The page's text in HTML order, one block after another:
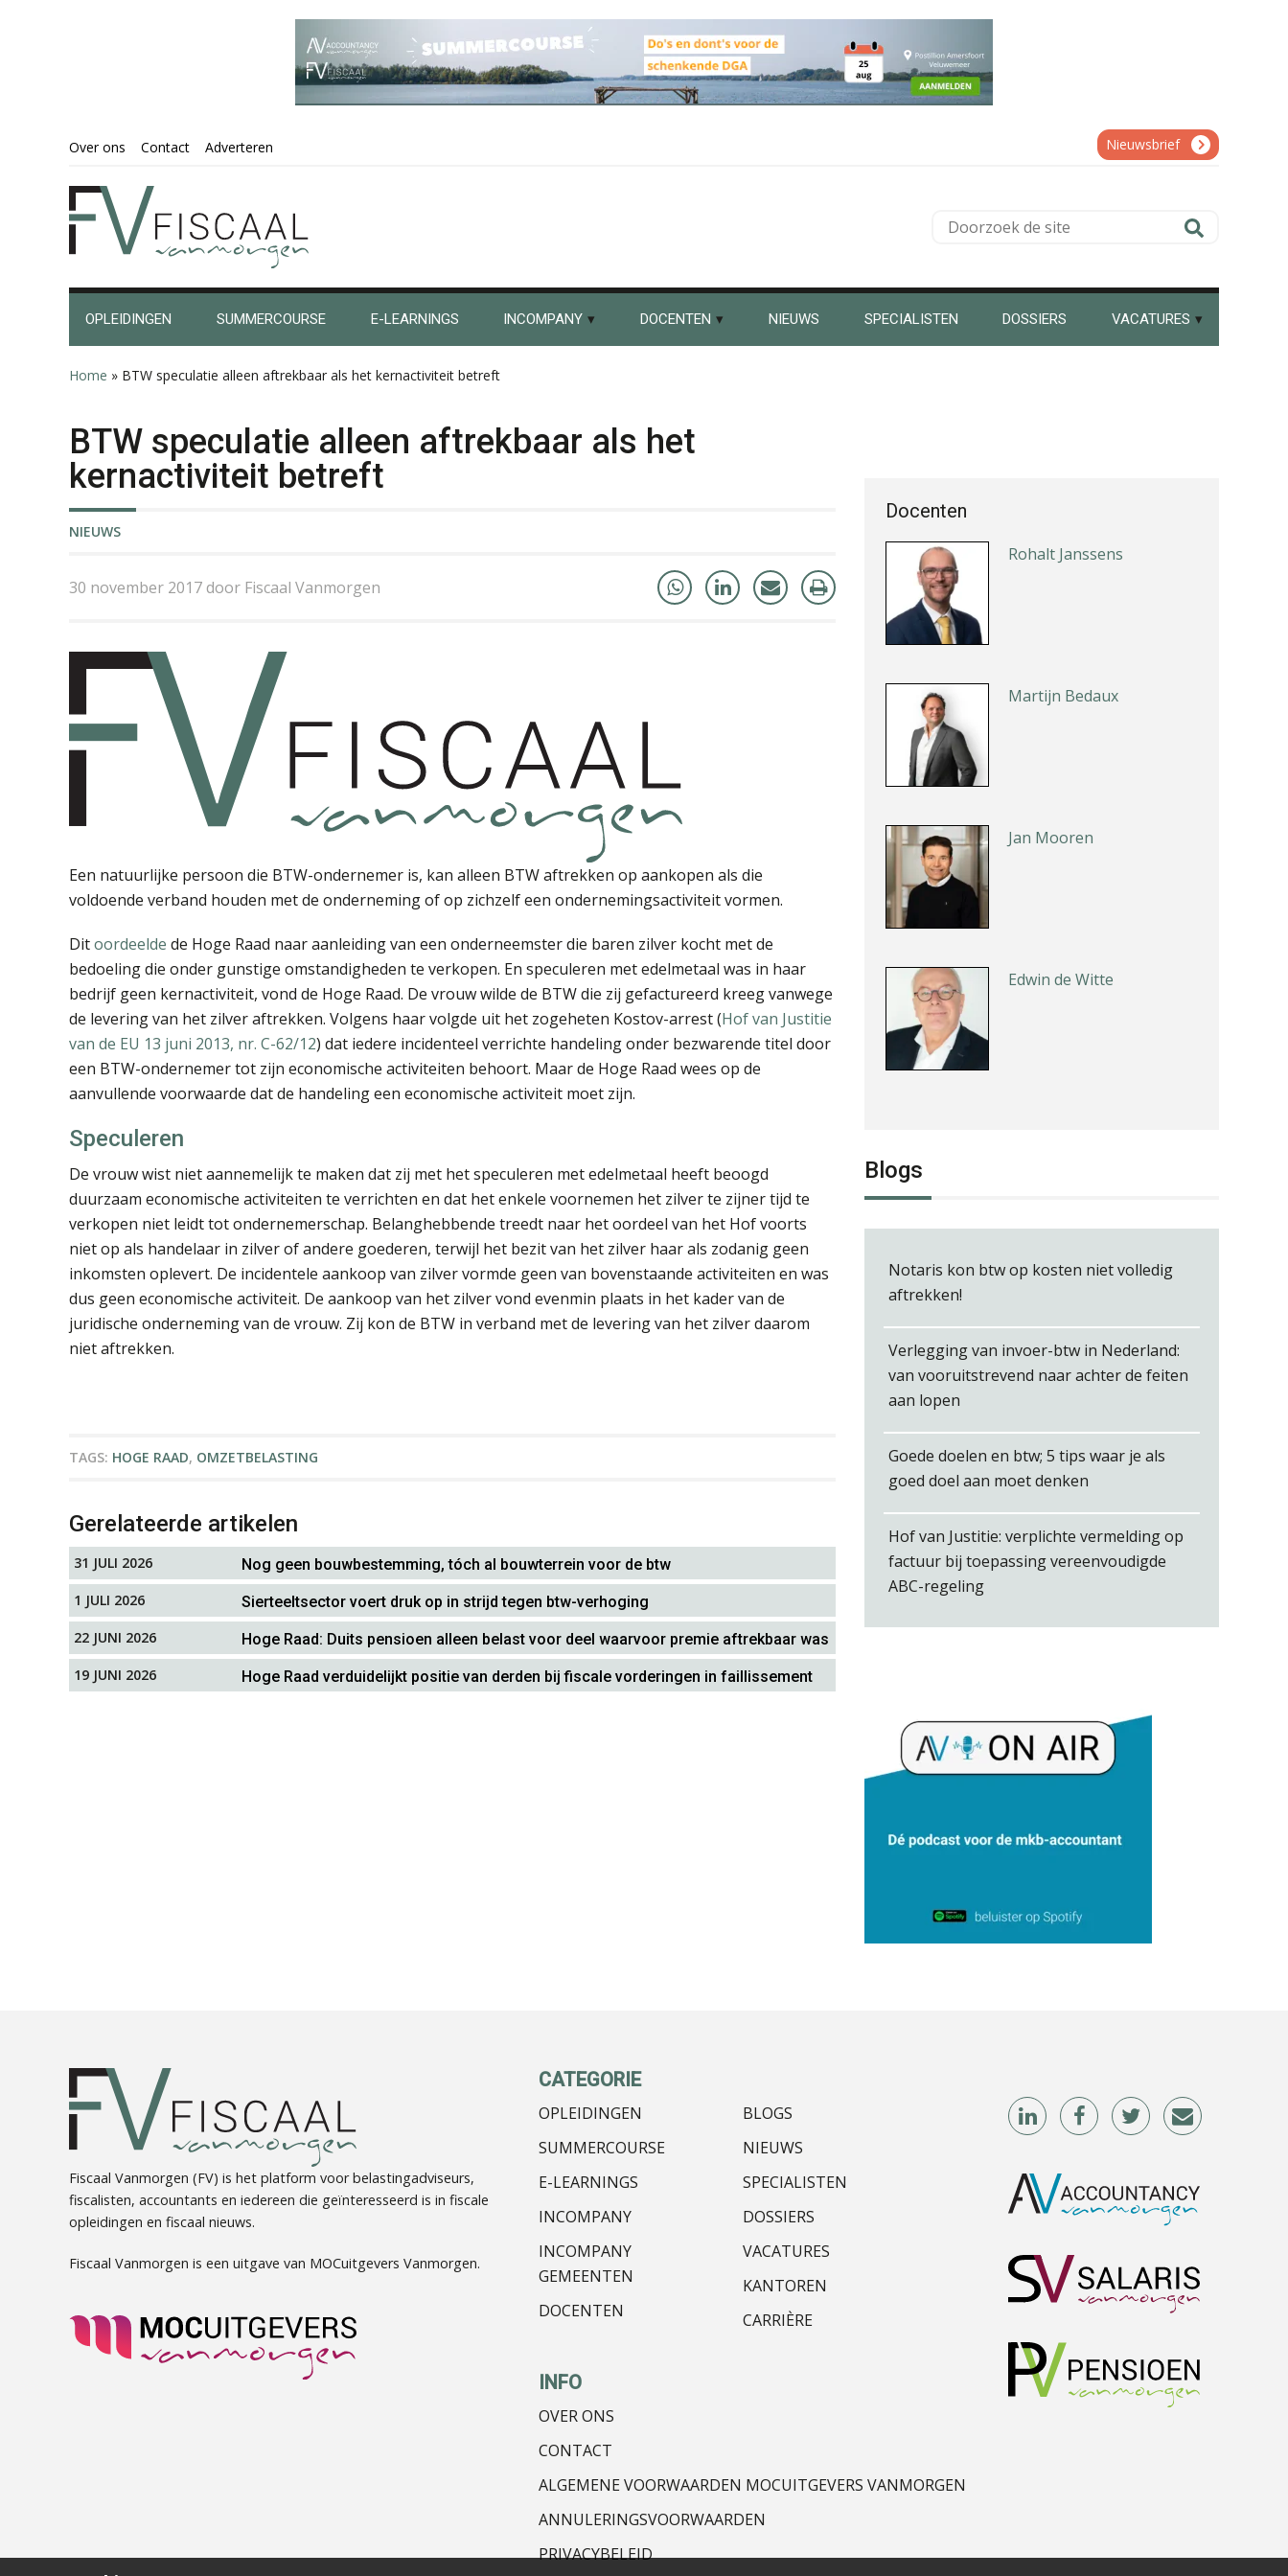
hoofdnavigatie
Over ons Contact Adverteren Nieuwsbrief
Doorzoek
OPLEIDINGEN SUMMERCOURSE E-LEARNINGS INCOMPANY DOCENTEN NIEUWS SPECIALISTEN DOSSIERS VACATURES
Home » BTW speculatie alleen aftrekbaar als het kernactiviteit betreft
BTW speculatie alleen aftrekbaar als het
kernactiviteit betreft
NIEUWS
30 november 2017 door Fiscaal Vanmorgen
Een natuurlijke persoon die BTW-ondernemer is, kan alleen BTW aftrekken op aankopen als die
voldoende verband houden met de onderneming of op zichzelf een ondernemingsactiviteit vormen.
Ditoordeelde de Hoge Raad naar aanleiding van een onderneemster die baren zilver kocht met de
bedoeling die onder gunstige omstandigheden te verkopen. En speculeren met edelmetaal was in haar
bedrijf geen kernactiviteit, vond de Hoge Raad. De vrouw wilde de BTW die zij gefactureerd kreeg vanwege
de levering van het zilver aftrekken. Volgens haar volgde uit het zogeheten Kostov-arrest (Hof van Justitie
van de EU 13 juni 2013, nr. C-62/12) dat iedere incidenteel verrichte handeling onder bezwarende titel door
een BTW-ondernemer tot zijn economische activiteiten behoort. Maar de Hoge Raad wees op de
aanvullende voorwaarde dat de handeling een economische activiteit moet zijn.
Speculeren
De vrouw wist niet aannemelijk te maken dat zij met het speculeren met edelmetaal heeft beoogd
duurzaam economische activiteiten te verrichten en dat het enkele voornemen het zilver te zijner tijd te
verkopen niet leidt tot ondernemerschap. Belanghebbende treedt naar het oordeel van het Hof voorts
niet op als handelaar in zilver of andere goederen, terwijl het bezit van het zilver haar als zodanig geen
inkomsten oplevert. De incidentele aankoop van zilver vormde geen van bovenstaande activiteiten en was
dus geen economische activiteit. De aankoop van het zilver vond evenmin plaats in het kader van de
juridische onderneming van de vrouw. Zij kon de BTW in verband met de levering van het zilver daarom
niet aftrekken.
TAGS: HOGE RAAD, OMZETBELASTING
Gerelateerde artikelen
31 JULI 2026
Nog geen bouwbestemming, tóch al bouwterrein voor de btw
1 JULI 2026
Sierteeltsector voert druk op in strijd tegen btw-verhoging
22 JUNI 2026
Hoge Raad: Duits pensioen alleen belast voor deel waarvoor premie aftrekbaar was
19 JUNI 2026
Hoge Raad verduidelijkt positie van derden bij fiscale vorderingen in faillissement
Docenten
Rohalt Janssens
Martijn Bedaux
Jan Mooren
Edwin de Witte
Albert Heeling
Joep Swinkels
Aimée van der Paardt
Léon de Jager
Guney Bagislayici
Daan van Antwerpen
Blogs
Notaris kon btw op kosten niet volledig
aftrekken!
Verlegging van invoer-btw in Nederland:
van vooruitstrevend naar achter de feiten
aan lopen
Goede doelen en btw; 5 tips waar je als
goed doel aan moet denken
Hof van Justitie: verplichte vermelding op
factuur bij toepassing vereenvoudigde
ABC-regeling
Fiscaal Vanmorgen (FV) is het platform voor belastingadviseurs,
fiscalisten, accountants en iedereen die geïnteresseerd is in fiscale
opleidingen en fiscaal nieuws.
Fiscaal Vanmorgen is een uitgave van MOCuitgevers Vanmorgen.
CATEGORIE
OPLEIDINGEN
SUMMERCOURSE
E-LEARNINGS
INCOMPANY
INCOMPANY
GEMEENTEN
DOCENTEN
BLOGS
NIEUWS
SPECIALISTEN
DOSSIERS
VACATURES
KANTOREN
CARRIÈRE
INFO
OVER ONS
CONTACT
ALGEMENE VOORWAARDEN MOCUITGEVERS VANMORGEN
ANNULERINGSVOORWAARDEN
PRIVACYBELEID